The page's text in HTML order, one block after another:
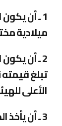
1 ـ أن
ميلادية
2 ـ أن
تبلغ
الأعلى
3 ـ أن يأخذ الجاني المال خفية بنية تملكه